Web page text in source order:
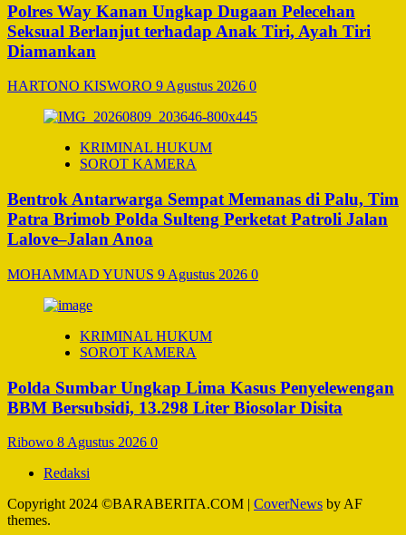
Polres Way Kanan Ungkap Dugaan Pelecehan
Seksual Berlanjut terhadap Anak Tiri, Ayah Tiri
Diamankan
HARTONO KISWORO 9 Agustus 2026 0
KRIMINAL HUKUM
SOROT KAMERA
Bentrok Antarwarga Sempat Memanas di Palu, Tim
Patra Brimob Polda Sulteng Perketat Patroli Jalan
Lalove–Jalan Anoa
MOHAMMAD YUNUS 9 Agustus 2026 0
KRIMINAL HUKUM
SOROT KAMERA
Polda Sumbar Ungkap Lima Kasus Penyelewengan
BBM Bersubsidi, 13.298 Liter Biosolar Disita
Ribowo 8 Agustus 2026 0
Redaksi
Copyright 2024 ©BARABERITA.COM | CoverNews by AF
themes.